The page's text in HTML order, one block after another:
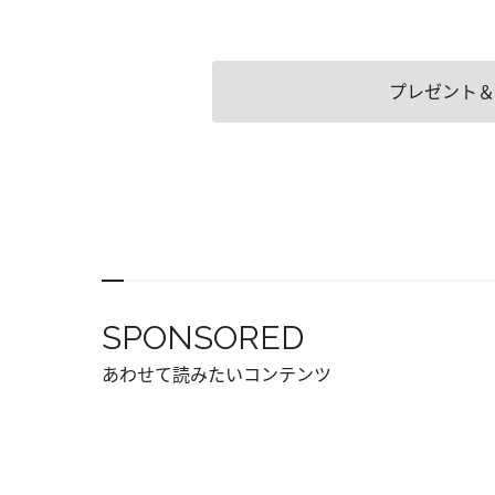
プレゼント
SPONSORED
あわせて読みたいコンテンツ